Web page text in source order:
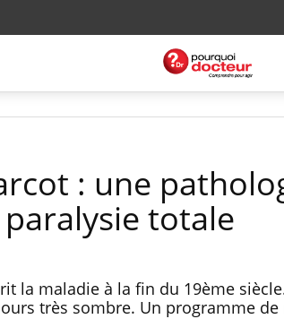
: une
totale
la maladie à la fin du 19ème
très sombre. Un programme